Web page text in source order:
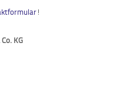
!
KG